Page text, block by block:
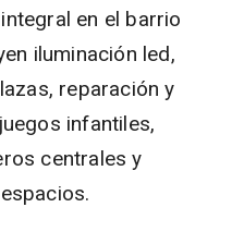
en el barrio
iluminación led,
reparación y
infantiles,
centrales y